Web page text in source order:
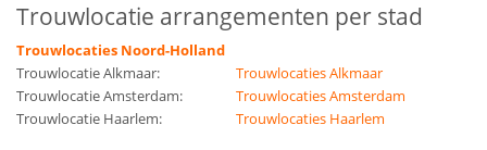
Trouwlocatie arrangementen per stad
Trouwlocaties Noord-Holland
Trouwlocatie Alkmaar:
Trouwlocaties Alkmaar
Trouwlocatie Amsterdam:
Trouwlocaties Amsterdam
Trouwlocatie Haarlem:
Trouwlocaties Haarlem